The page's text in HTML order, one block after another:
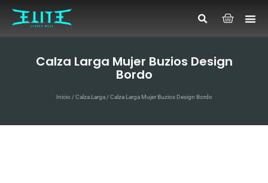
Calza Larga Mujer Buzios Design
Bordo
Inicio/Calza Larga/ Calza Larga Mujer Buzios Design Bordo